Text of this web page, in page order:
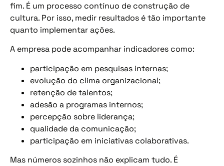
fim. É um processo contínuo de construção de
cultura. Por isso, medir resultados é tão importante
quanto implementar ações.
A empresa pode acompanhar indicadores como:
participação em pesquisas internas;
evolução do clima organizacional;
retenção de talentos;
adesão a programas internos;
percepção sobre liderança;
qualidade da comunicação;
participação em iniciativas colaborativas.
Mas números sozinhos não explicam tudo. É